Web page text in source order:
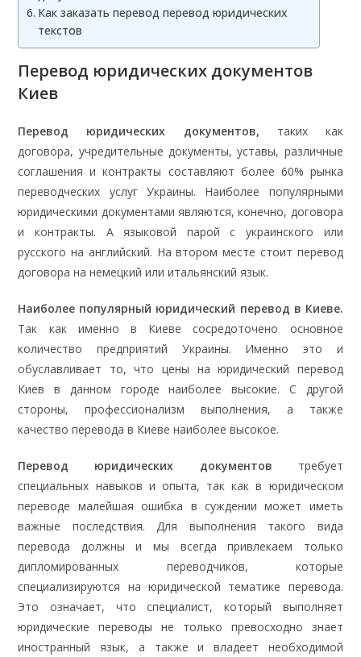
Как заказать перевод перевод юридических
текстов
Перевод юридических документов
Киев
Перевод юридических документов, таких как
договора, учредительные документы, уставы, различные
соглашения и контракты составляют более 60% рынка
переводческих услуг Украины. Наиболее популярными
юридическими документами являются, конечно, договора
и контракты. А языковой парой с украинского или
русского на английский. На втором месте стоит перевод
договора на немецкий или итальянский язык.
Наиболее популярный юридический перевод в Киеве.
Так как именно в Киеве сосредоточено основное
количество предприятий Украины. Именно это и
обуславливает то, что цены на юридический перевод
Киев в данном городе наиболее высокие. С другой
стороны, профессионализм выполнения, а также
качество перевода в Киеве наиболее высокое.
Перевод юридических документов требует
специальных навыков и опыта, так как в юридическом
переводе малейшая ошибка в суждении может иметь
важные последствия. Для выполнения такого вида
перевода должны и мы всегда привлекаем только
дипломированных переводчиков, которые
специализируются на юридической тематике перевода.
Это означает, что специалист, который выполняет
юридические переводы не только превосходно знает
иностранный язык, а также и владеет необходимой